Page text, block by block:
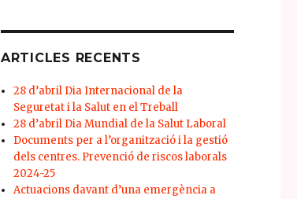
ARTICLES RECENTS
28 d’abril Dia Internacional de la
Seguretat i la Salut en el Treball
28 d’abril Dia Mundial de la Salut Laboral
Documents per a l’organització i la gestió
dels centres. Prevenció de riscos laborals
2024-25
Actuacions davant d’una emergència a